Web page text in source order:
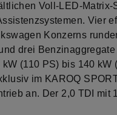
Voll-LED-Matrix-
Vier
Konzerns
drei
(110 PS) bis 140
im KAROQ
an. Der 2,0 TDI mit